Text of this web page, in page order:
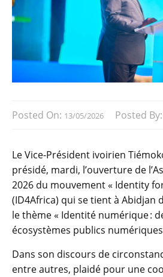
Posted On: 13/05/2026 Posted By:
Le Vice-Président ivoirien
présidé, mardi, l’ouverture de
2026 du mouvement « Identity
(ID4Africa) qui se tient à Abidjan
le thème « Identité numérique :
écosystèmes publics
Dans son discours de
entre autres, plaidé pour une